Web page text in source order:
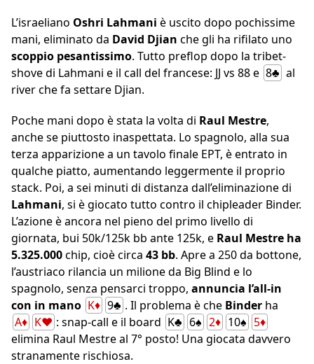
L’israeliano Oshri Lahmani è uscito dopo pochissime
mani, eliminato da David Djian che gli ha rifilato uno
scoppio pesantissimo. Tutto preflop dopo la tribet-
shove di Lahmani e il call del francese: JJ vs 88 e 8♣ al
river che fa settare Djian.
Poche mani dopo è stata la volta di Raul Mestre,
anche se piuttosto inaspettata. Lo spagnolo, alla sua
terza apparizione a un tavolo finale EPT, è entrato in
qualche piatto, aumentando leggermente il proprio
stack. Poi, a sei minuti di distanza dall’eliminazione di
Lahmani, si è giocato tutto contro il chipleader Binder.
L’azione è ancora nel pieno del primo livello di
giornata, bui 50k/125k bb ante 125k, e Raul Mestre ha
5.325.000chip, cioè circa 43 bb. Apre a 250 da bottone,
l’austriaco rilancia un milione da Big Blind e lo
spagnolo, senza pensarci troppo, annuncia l’all-in
con in mano K♦ 9♣ . Il problema è che Binder ha
A♦ K♥ : snap-call e il board K♣ 6♠ 2♦ 10♠ 5♦
elimina Raul Mestre al 7° posto! Una giocata davvero
stranamente rischiosa.